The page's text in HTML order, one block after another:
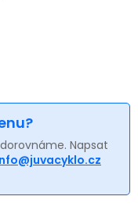
Napsat